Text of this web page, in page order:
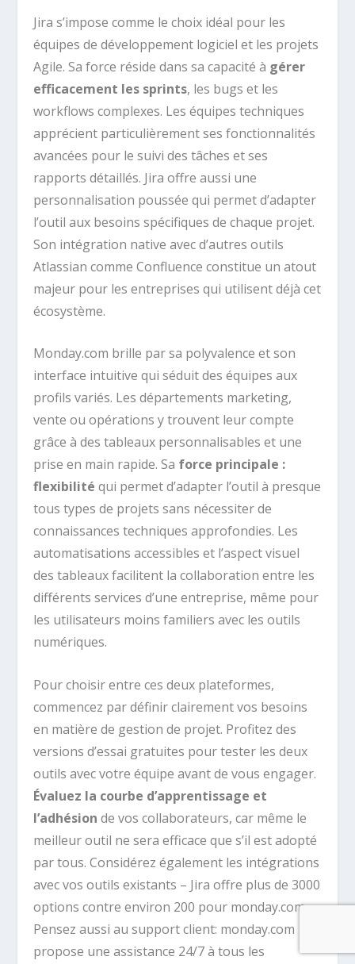
Jira s’impose comme le choix idéal pour les
équipes de développement logiciel et les projets
Agile. Sa force réside dans sa capacité à gérer
efficacement les sprints, les bugs et les
workflows complexes. Les équipes techniques
apprécient particulièrement ses fonctionnalités
avancées pour le suivi des tâches et ses
rapports détaillés. Jira offre aussi une
personnalisation poussée qui permet d’adapter
l’outil aux besoins spécifiques de chaque projet.
Son intégration native avec d’autres outils
Atlassian comme Confluence constitue un atout
majeur pour les entreprises qui utilisent déjà cet
écosystème.
Monday.com brille par sa polyvalence et son
interface intuitive qui séduit des équipes aux
profils variés. Les départements marketing,
vente ou opérations y trouvent leur compte
grâce à des tableaux personnalisables et une
prise en main rapide. Sa force principale :
flexibilité qui permet d’adapter l’outil à presque
tous types de projets sans nécessiter de
connaissances techniques approfondies. Les
automatisations accessibles et l’aspect visuel
des tableaux facilitent la collaboration entre les
différents services d’une entreprise, même pour
les utilisateurs moins familiers avec les outils
numériques.
Pour choisir entre ces deux plateformes,
commencez par définir clairement vos besoins
en matière de gestion de projet. Profitez des
versions d’essai gratuites pour tester les deux
outils avec votre équipe avant de vous engager.
Évaluez la courbe d’apprentissage et
l’adhésion de vos collaborateurs, car même le
meilleur outil ne sera efficace que s’il est adopté
par tous. Considérez également les intégrations
avec vos outils existants – Jira offre plus de 3000
options contre environ 200 pour monday.com.
Pensez aussi au support client: monday.com
propose une assistance 24/7 à tous les